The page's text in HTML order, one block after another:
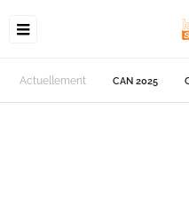
Actuellement CAN 2025